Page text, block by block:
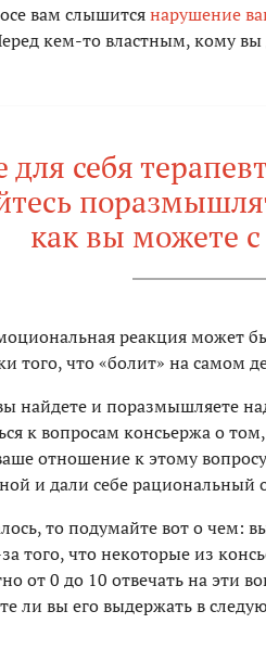
вам слышитсянарушение
кем-то властным, кому
для себя
как вы можете
реакция может
того, что «болит» на самом
найдете и поразмышляете
к вопросам консьержа о
отношение к этому
и дали себе рациональный
то подумайте вот о чем:
того, что некоторые из
от 0 до 10 отвечать на эти
ли вы его выдержать в